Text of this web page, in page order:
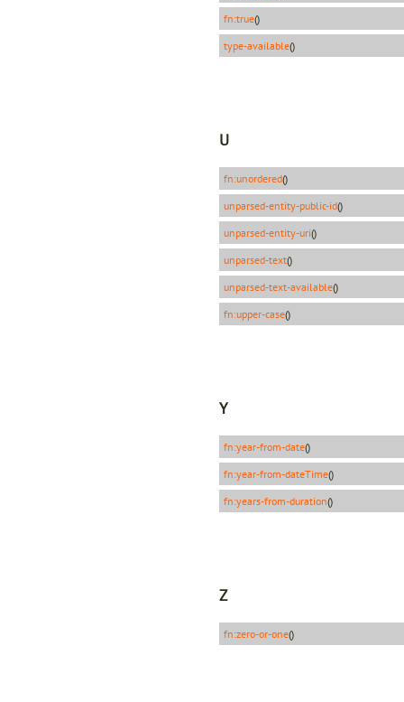
fn:true()
type-available()
U
fn:unordered()
unparsed-entity-public-id()
unparsed-entity-uri()
unparsed-text()
unparsed-text-available()
fn:upper-case()
Y
fn:year-from-date()
fn:year-from-dateTime()
fn:years-from-duration()
Z
fn:zero-or-one()